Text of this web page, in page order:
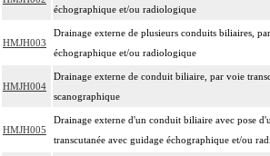
échographique et/ou radiologique
HMJH003
Drainage externe de plusieurs conduits biliaires,
échographique et/ou radiologique
HMJH004
Drainage externe de conduit biliaire, par voie
scanographique
HMJH005
Drainage externe d'un conduit biliaire avec pose
transcutanée avec guidage échographique et/ou